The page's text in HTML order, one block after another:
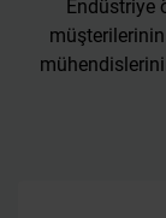
Endüstriye